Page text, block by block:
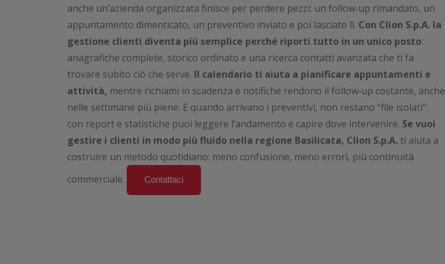
anche un’azienda organizzata finisce per perdere pezzi: un follow‑up rimandato, un
appuntamento dimenticato, un preventivo inviato e poi lasciato lì. Con Clion S.p.A. la
gestione clienti diventa più semplice perché riporti tutto in un unico posto:
anagrafiche complete, storico ordinato e una ricerca contatti avanzata che ti fa
trovare subito ciò che serve. Il calendario ti aiuta a pianificare appuntamenti e
attività, mentre richiami in scadenza e notifiche rendono il follow‑up costante, anche
nelle settimane più piene. E quando arrivano i preventivi, non restano “file isolati”:
con report e statistiche puoi leggere l’andamento e capire dove intervenire. Se vuoi
gestire i clienti in modo più fluido nella regione Basilicata, Clion S.p.A. ti aiuta a
costruire un metodo quotidiano: meno confusione, meno errori, più continuità
commerciale.
Contattaci